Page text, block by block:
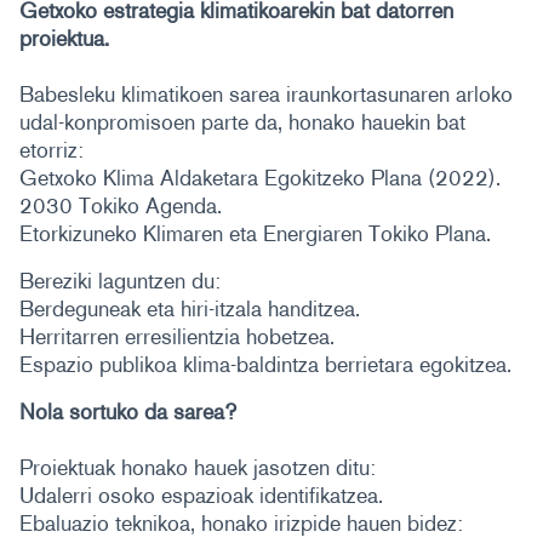
Getxoko estrategia klimatikoarekin bat datorren
proiektua.
Babesleku klimatikoen sarea iraunkortasunaren arloko
udal-konpromisoen parte da, honako hauekin bat
etorriz:
Getxoko Klima Aldaketara Egokitzeko Plana (2022).
2030 Tokiko Agenda.
Etorkizuneko Klimaren eta Energiaren Tokiko Plana.
Bereziki laguntzen du:
Berdeguneak eta hiri-itzala handitzea.
Herritarren erresilientzia hobetzea.
Espazio publikoa klima-baldintza berrietara egokitzea.
Nola sortuko da sarea?
Proiektuak honako hauek jasotzen ditu:
Udalerri osoko espazioak identifikatzea.
Ebaluazio teknikoa, honako irizpide hauen bidez: